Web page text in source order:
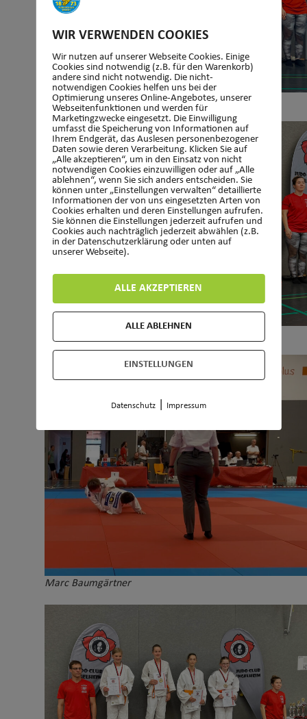
Mihai Roman – Gewichtsklasse -90 kg – Platz 3.
Marc Baumgärtner
WIR VERWENDEN COOKIES
Wir nutzen auf unserer Webseite Cookies. Einige
Cookies sind notwendig (z.B. für den Warenkorb)
andere sind nicht notwendig. Die nicht-
notwendigen Cookies helfen uns bei der
Optimierung unseres Online-Angebotes, unserer
Webseitenfunktionen und werden für
Marketingzwecke eingesetzt. Die Einwilligung
umfasst die Speicherung von Informationen auf
Ihrem Endgerät, das Auslesen personenbezogener
Daten sowie deren Verarbeitung. Klicken Sie auf
„Alle akzeptieren“, um in den Einsatz von nicht
notwendigen Cookies einzuwilligen oder auf „Alle
ablehnen“, wenn Sie sich anders entscheiden. Sie
können unter „Einstellungen verwalten“ detaillierte
Informationen der von uns eingesetzten Arten von
Cookies erhalten und deren Einstellungen aufrufen.
Sie können die Einstellungen jederzeit aufrufen und
Cookies auch nachträglich jederzeit abwählen (z.B.
in der Datenschutzerklärung oder unten auf
unserer Webseite).
ALLE AKZEPTIEREN
ALLE ABLEHNEN
EINSTELLUNGEN
Datenschutz| Impressum